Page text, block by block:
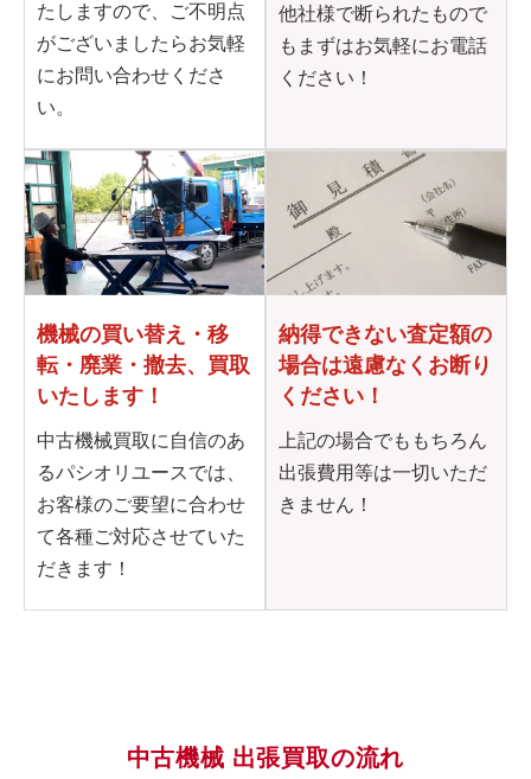
たしますので、ご不明点
がございましたらお気軽
にお問い合わせくださ
い。
他社様で断られたもので
もまずはお気軽にお電話
ください！
機械の買い替え・移
転・ 廃業・撤去、買取
いたします！
中古機械買取に自信のあ
るパシオリユースでは、
お客様のご要望に合わせ
て各種ご対応させていた
だきます！
納得できない査定額の
場合は遠慮なくお断り
ください！
上記の場合でももちろん
出張費用等は一切いただ
きません！
中古機械 出張買取の流れ